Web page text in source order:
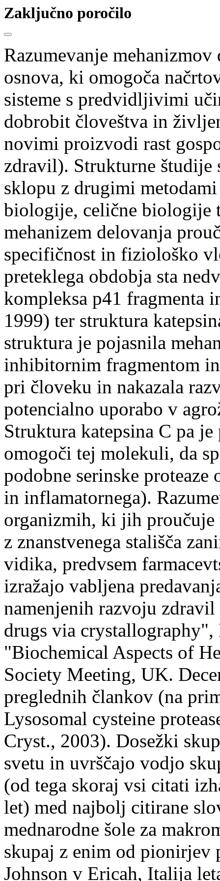
Zaključno poročilo
Razumevanje
osnova, ki omogoča
sisteme s predvidljivimi
dobrobit človeštva in
novimi proizvodi rast
zdravil). Strukturne študije
sklopu z drugimi
biologije, celične biologije
mehanizem delovanja
specifičnost in fiziološko
preteklega obdobja sta
kompleksa p41 fragmenta
1999) ter struktura
struktura je pojasnila
inhibitornim fragmentom
pri človeku in nakazala
potencialno uporabo v
Struktura katepsina C pa
omogoči tej molekuli, da
podobne serinske
in inflamatornega).
organizmih, ki jih proučuje
z znanstvenega stališča
vidika, predvsem
izražajo vabljena
namenjenih razvoju
drugs via
"Biochemical Aspects of
Society Meeting, UK.
preglednih člankov (na
Lysosomal cysteine
Cryst., 2003). Dosežki
svetu in uvrščajo vodjo
(od tega skoraj vsi citati
let) med najbolj citirane
mednarodne šole za
skupaj z enim od
Johnson v Ericah, Italija